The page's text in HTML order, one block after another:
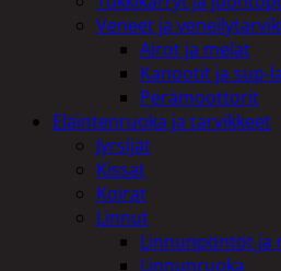
Veneet ja
Airot ja melat
Kanootit ja sup-
Perämoottorit
Eläintenruoka ja tarvikkeet
Jyrsijät
Kissat
Koirat
Linnut
Linnunpöntöt ja
Linnunruoka